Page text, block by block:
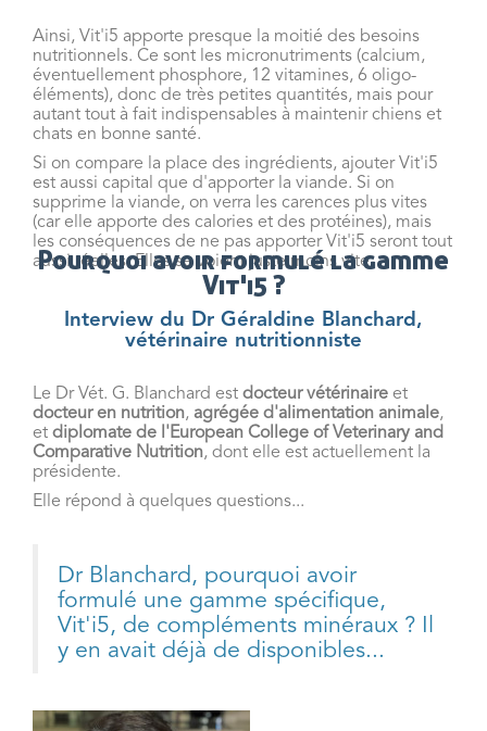
Ainsi, Vit'i5 apporte presque la moitié des besoins
nutritionnels. Ce sont les micronutriments (calcium,
éventuellement phosphore, 12 vitamines, 6 oligo-
éléments), donc de très petites quantités, mais pour
autant tout à fait indispensables à maintenir chiens et
chats en bonne santé.
Si on compare la place des ingrédients, ajouter Vit'i5
est aussi capital que d'apporter la viande. Si on
supprime la viande, on verra les carences plus vites
(car elle apporte des calories et des protéines), mais
les conséquences de ne pas apporter Vit'i5 seront tout
aussi réelles. Elles se voient juste moins vite.
Pourquoi avoir formulé la gamme
Vit'i5 ?
Interview du Dr Géraldine Blanchard,
vétérinaire nutritionniste
Le Dr Vét. G. Blanchard est docteur vétérinaire et
docteur en nutrition, agrégée d'alimentation animale,
et diplomate de l'European College of Veterinary and
Comparative Nutrition, dont elle est actuellement la
présidente.
Elle répond à quelques questions...
Dr Blanchard, pourquoi avoir
formulé une gamme spécifique,
Vit'i5, de compléments minéraux ? Il
y en avait déjà de disponibles...